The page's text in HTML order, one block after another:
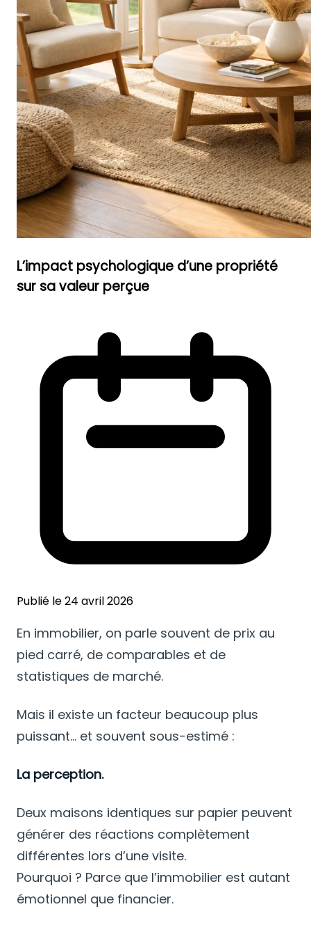
L’impact psychologique d’une propriété
sur sa valeur perçue
Publié le 24 avril 2026
En immobilier, on parle souvent de prix au
pied carré, de comparables et de
statistiques de marché.
Mais il existe un facteur beaucoup plus
puissant… et souvent sous-estimé :
La perception.
Deux maisons identiques sur papier peuvent
générer des réactions complètement
différentes lors d’une visite.
Pourquoi ? Parce que l’immobilier est autant
émotionnel que financier.